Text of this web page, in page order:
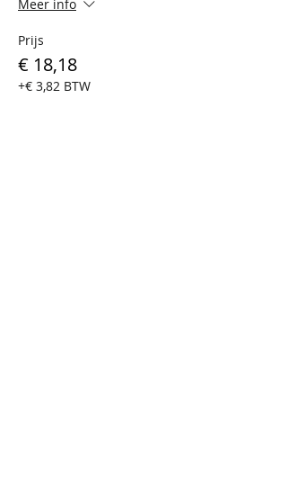
Meer info
Prijs
€ 18,18
+€ 3,82 BTW